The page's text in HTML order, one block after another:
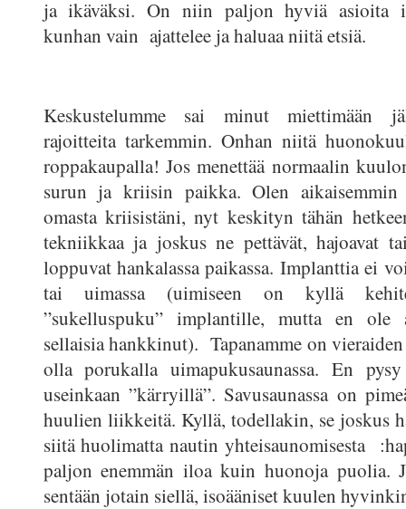
ja ikäväksi. On niin paljon hyviä asioita
kunhan vain ajattelee ja haluaa niitä etsiä.
Keskustelumme sai minut miettimään
rajoitteita tarkemmin. Onhan niitä
roppakaupalla! Jos menettää normaalin
surun ja kriisin paikka. Olen
omasta kriisistäni, nyt keskityn tähän
tekniikkaa ja joskus ne pettävät, hajoavat
loppuvat hankalassa paikassa. Implanttia ei
tai uimassa (uimiseen on kyllä
”sukelluspuku” implantille, mutta en ole
sellaisia hankkinut). Tapanamme on
olla porukalla uimapukusaunassa. En pysy
useinkaan ”kärryillä”. Savusaunassa on
huulien liikkeitä. Kyllä, todellakin, se joskus
siitä huolimatta nautin yhteisaunomisesta
paljon enemmän iloa kuin huonoja puolia.
sentään jotain siellä, isoääniset kuulen